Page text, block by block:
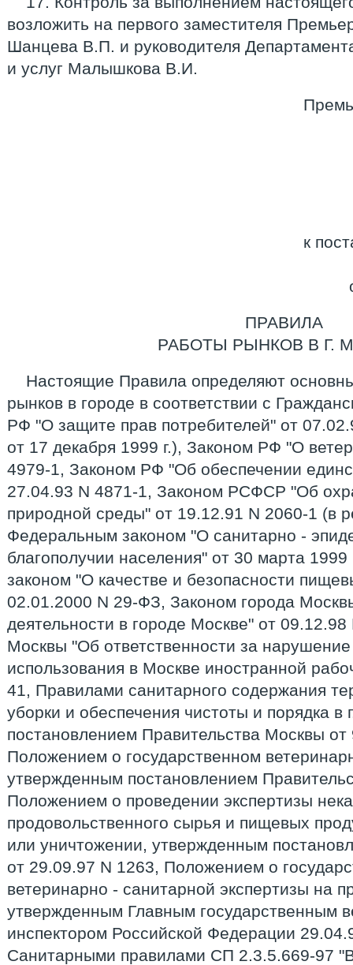
возложить на первого заместителя
Шанцева В.П. и руководителя
и услуг Малышкова В.И.
к
ПРАВИЛА
РАБОТЫ РЫНКОВ В Г.
Настоящие Правила определяют
рынков в городе в соответствии с
РФ "О защите прав потребителей" от
от 17 декабря 1999 г.), Законом РФ "О
4979-1, Законом РФ "Об обеспечении
27.04.93 N 4871-1, Законом РСФСР "Об
природной среды" от 19.12.91 N 2060-1 (в
Федеральным законом "О санитарно -
благополучии населения" от 30 марта
законом "О качестве и безопасности
02.01.2000 N 29-ФЗ, Законом города
деятельности в городе Москве" от
Москвы "Об ответственности за
использования в Москве иностранной
41, Правилами санитарного содержания
уборки и обеспечения чистоты и порядка
постановлением Правительства Москвы от
Положением о государственном
утвержденным постановлением
Положением о проведении экспертизы
продовольственного сырья и пищевых
или уничтожении, утвержденным
от 29.09.97 N 1263, Положением о
ветеринарно - санитарной экспертизы на
утвержденным Главным государственным
инспектором Российской Федерации
Санитарными правилами СП 2.3.5.669-97